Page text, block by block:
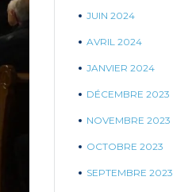
JUIN 2024
AVRIL 2024
JANVIER 2024
DÉCEMBRE 2023
NOVEMBRE 2023
OCTOBRE 2023
SEPTEMBRE 2023